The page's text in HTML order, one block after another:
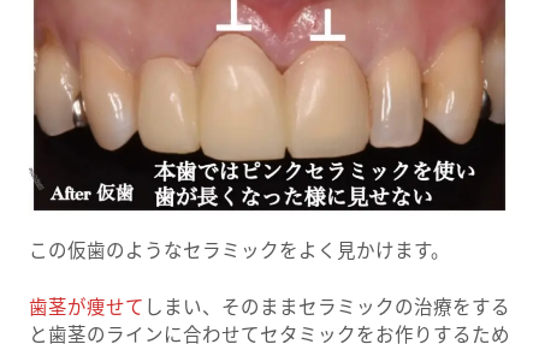
この仮歯のようなセラミックをよく見かけます。
歯茎が痩せて しまい、そのままセラミックの治療をする
と歯茎のラインに合わせてセタミックをお作りするため